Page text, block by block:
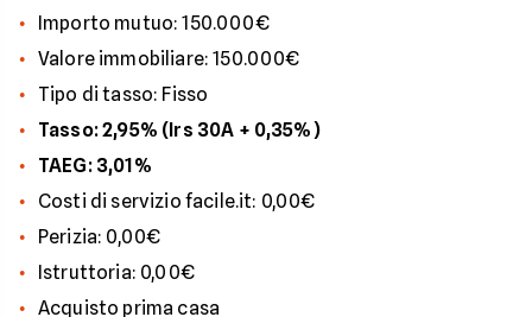
Importo mutuo: 150.000€
Valore immobiliare: 150.000€
Tipo di tasso: Fisso
Tasso: 2,95% (Irs 30A + 0,35%)
TAEG: 3,01%
Costi di servizio facile.it: 0,00€
Perizia: 0,00€
Istruttoria: 0,00€
Acquisto prima casa